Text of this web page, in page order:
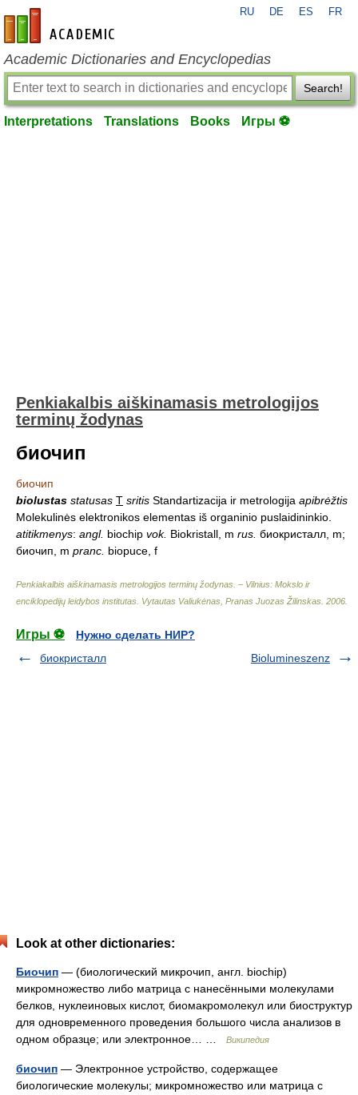
en-academic.com
RU DE ES FR
Academic Dictionaries and Encyclopedias
Search!
Interpretations Translations Books Игры ⚽
Penkiakalbis aiškinamasis metrologijos
terminų žodynas
биочип
биочип
biolustas statusas T sritis Standartizacija ir metrologija apibrėžtis
Molekulinės elektronikos elementas iš organinio puslaidininkio.
atitikmenys: angl. biochip vok. Biokristall, m rus. биокристалл, m;
биочип, m pranc. biopuce, f
Penkiakalbis aiškinamasis metrologijos terminų žodynas. – Vilnius: Mokslo ir
enciklopedijų leidybos institutas Vytautas Valiukėnas, Pranas Juozas Žilinskas 2006
Игры ⚽
Нужно сделать НИР?
биокристалл
Biolumineszenz
Look at other dictionaries:
Биочип — (биологический микрочип, англ. biochip)
микромножество либо матрица с нанесёнными молекулами
белков, нуклеиновых кислот, биомакромолекул или биоструктур
для одновременного проведения большого числа анализов в
одном образце; или электронное… …
Википедия
биочип — Электронное устройство, содержащее
биологические молекулы; микромножество или матрица с